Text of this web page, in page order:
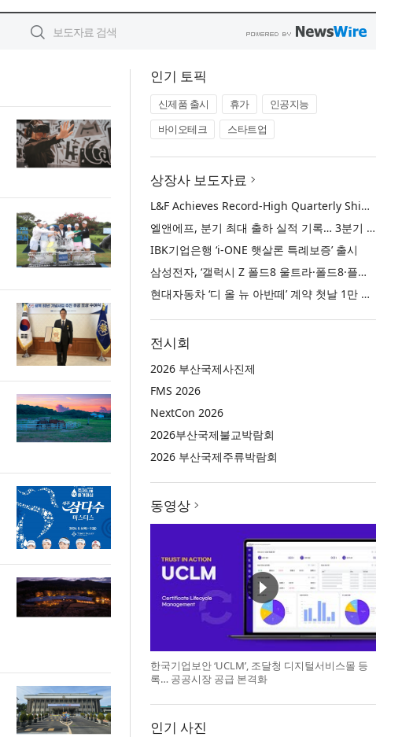
인기 토픽
신제품 출시 휴가
인공지능
바이오테크
스타트업
상장사 보도자료
L&F Achieves Record-High Quarterly Shipments, Begins LFP Supply for North American ESS in Q3 Advancing its Two-Track NCM and LFP Growth Strategy
엘앤에프, 분기 최대 출하 실적 기록… 3분기 북미 ESS향 LFP 공급 착수 NCM+LFP ‘2-Track’ 성장 전략 실현
IBK기업은행 ‘i-ONE 햇살론 특례보증’ 출시
삼성전자, ‘갤럭시 Z 폴드8 울트라·폴드8·플립8’과 ‘갤럭시 워치 울트라2·워치9’ 국내 공식 출시
현대자동차 ‘디 올 뉴 아반떼’ 계약 첫날 1만 대 돌파
전시회
2026 부산국제사진제
FMS 2026
NextCon 2026
2026부산국제불교박람회
2026 부산국제주류박람회
동영상
한국기업보안 ‘UCLM’, 조달청 디지털서비스몰 등
록… 공공시장 공급 본격화
인기 사진